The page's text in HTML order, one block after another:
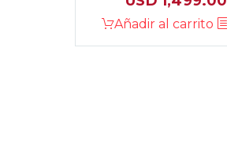
Añadir al carrito